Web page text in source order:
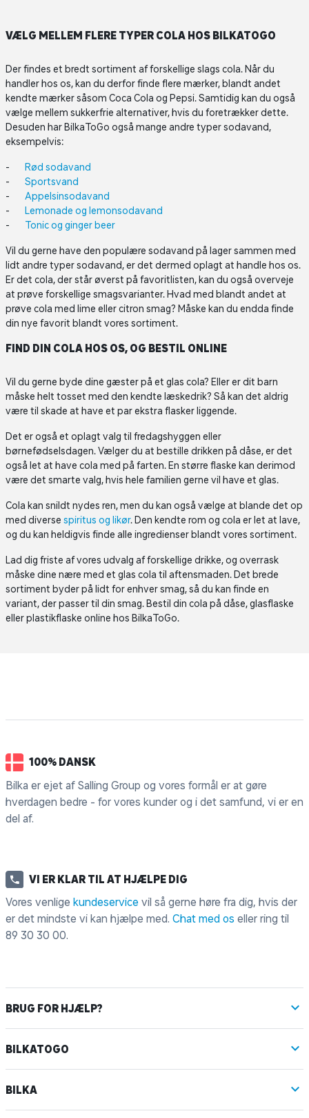
VÆLG MELLEM FLERE TYPER COLA HOS BILKATOGO
Der findes et bredt sortiment af forskellige slags cola. Når du
handler hos os, kan du derfor finde flere mærker, blandt andet
kendte mærker såsom Coca Cola og Pepsi. Samtidig kan du også
vælge mellem sukkerfrie alternativer, hvis du foretrækker dette.
Desuden har BilkaToGo også mange andre typer sodavand,
eksempelvis:
Rød sodavand
Sportsvand
Appelsinsodavand
Lemonade og lemonsodavand
Tonic og ginger beer
Vil du gerne have den populære sodavand på lager sammen med
lidt andre typer sodavand, er det dermed oplagt at handle hos os.
Er det cola, der står øverst på favoritlisten, kan du også overveje
at prøve forskellige smagsvarianter. Hvad med blandt andet at
prøve cola med lime eller citron smag? Måske kan du endda finde
din nye favorit blandt vores sortiment.
FIND DIN COLA HOS OS, OG BESTIL ONLINE
Vil du gerne byde dine gæster på et glas cola? Eller er dit barn
måske helt tosset med den kendte læskedrik? Så kan det aldrig
være til skade at have et par ekstra flasker liggende.
Det er også et oplagt valg til fredagshyggen eller
børnefødselsdagen. Vælger du at bestille drikken på dåse, er det
også let at have cola med på farten. En større flaske kan derimod
være det smarte valg, hvis hele familien gerne vil have et glas.
Cola kan snildt nydes ren, men du kan også vælge at blande det op
med diverse spiritus og likør. Den kendte rom og cola er let at lave,
og du kan heldigvis finde alle ingredienser blandt vores sortiment.
Lad dig friste af vores udvalg af forskellige drikke, og overrask
måske dine nære med et glas cola til aftensmaden. Det brede
sortiment byder på lidt for enhver smag, så du kan finde en
variant, der passer til din smag. Bestil din cola på dåse, glasflaske
eller plastikflaske online hos BilkaToGo.
100% DANSK
Bilka er ejet af Salling Group og vores formål er at gøre
hverdagen bedre - for vores kunder og i det samfund, vi er en
del af.
VI ER KLAR TIL AT HJÆLPE DIG
Vores venlige kundeservice vil så gerne høre fra dig, hvis der
er det mindste vi kan hjælpe med. Chat med os eller ring til
89 30 30 00.
BRUG FOR HJÆLP?
BILKATOGO
BILKA